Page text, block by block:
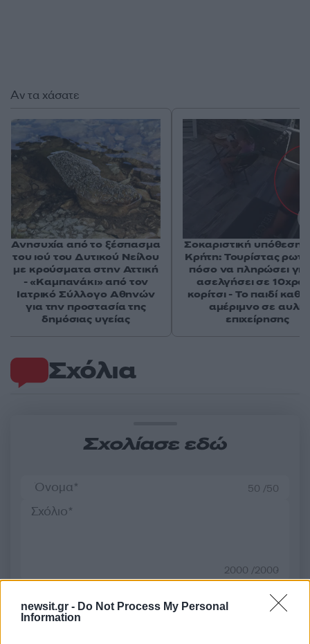
newsit.gr - Do Not Process My Personal
Information
Σχόλια
Σχολίασε εδώ
50 /50
2000 /2000
Αν τα χάσατε
Ανησυχία από το ξέσπασμα
του ιού του Δυτικού Νείλου
με κρούσματα στην Αττική
- «Καμπανάκι» από τον
Ιατρικό Σύλλογο Αθηνών
για την προστασία της
δημόσιας υγείας
Σοκαριστική υπόθεση
Κρήτη: Τουρίστας
πόσο να πληρώσει
ασελγήσει σε
κορίτσι - Το παιδί
αμέριμνο σε αυλή
επιχείρησης